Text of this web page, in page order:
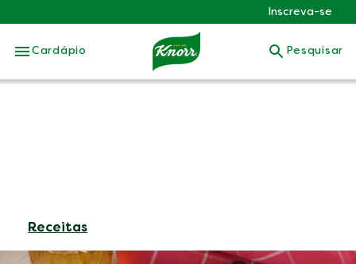
Skip to:
Inscreva-se
Cardápio Pesquisar
Receitas